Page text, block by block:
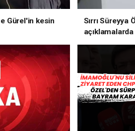
Gürel'in kesin
Sırrı